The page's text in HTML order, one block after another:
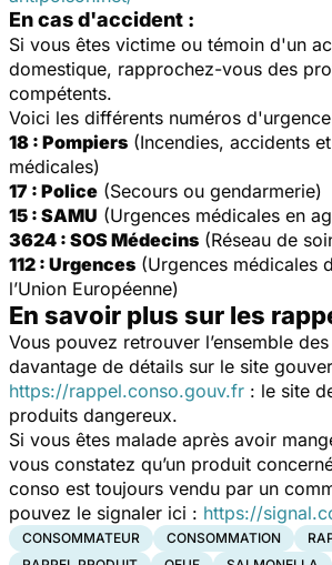
En cas d'accident :
Si vous êtes victime ou témoin d'un
domestique, rapprochez-vous des
compétents.
Voici les différents numéros
18 : Pompiers (Incendies, accidents
médicales)
17 : Police (Secours ou gendarmerie)
15 : SAMU (Urgences médicales en
3624 : SOS Médecins (Réseau de
112 : Urgences (Urgences médicales
l’Union Européenne)
En savoir plus sur les
Vous pouvez retrouver l’ensemble
davantage de détails sur le site
https://rappel.conso.gouv.fr : le site
produits dangereux.
Si vous êtes malade après avoir
vous constatez qu’un produit
conso est toujours vendu par un
pouvez le signaler ici : https://
CONSOMMATEUR CONSOMMATION